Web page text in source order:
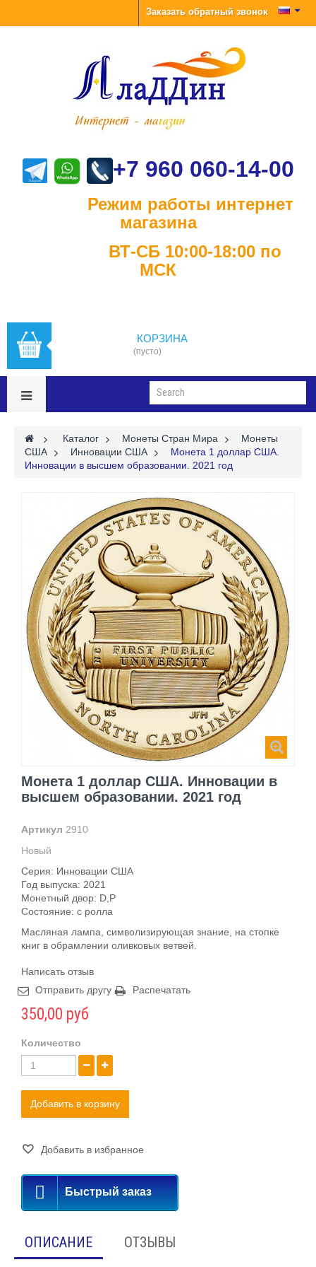
Заказать обратный звонок
+7 960 060-14-00
Режим работы интернет
магазина
ВТ-СБ 10:00-18:00 по
МСК
КОРЗИНА
(пусто)
> Каталог > Монеты Стран Мира >
Монеты
США
> Инновации США >
Монета 1 доллар США.
Инновации в высшем образовании. 2021 год
Монета 1 доллар США. Инновации в
высшем образовании. 2021 год
Артикул 2910
Новый
Серия: Инновации США
Год выпуска: 2021
Монетный двор: D,P
Состояние: c ролла
Масляная лампа , символизирующая знание, на стопке
книг в обрамлении оливковых ветвей.
Написать отзыв
Отправить другу
Распечатать
350,00 руб
Количество
Добавить в корзину
Добавить в избранное
Быстрый заказ
ОПИСАНИЕ ОТЗЫВЫ